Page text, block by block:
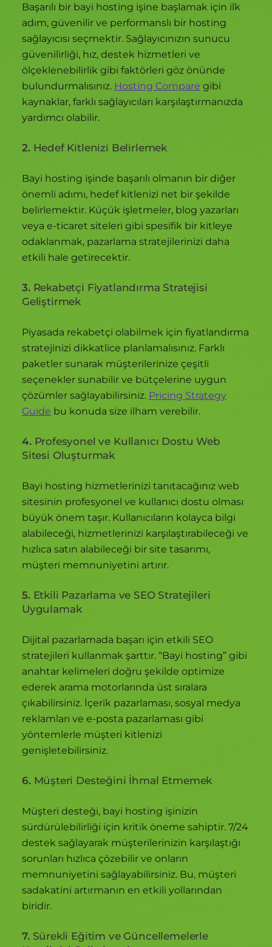
Başarılı bir bayi hosting işine başlamak için ilk
adım, güvenilir ve performanslı bir hosting
sağlayıcısı seçmektir. Sağlayıcınızın sunucu
güvenilirliği, hız, destek hizmetleri ve
ölçeklenebilirlik gibi faktörleri göz önünde
bulundurmalısınız. Hosting Compare gibi
kaynaklar, farklı sağlayıcıları karşılaştırmanızda
yardımcı olabilir.
2. Hedef Kitlenizi Belirlemek
Bayi hosting işinde başarılı olmanın bir diğer
önemli adımı, hedef kitlenizi net bir şekilde
belirlemektir. Küçük işletmeler, blog yazarları
veya e-ticaret siteleri gibi spesifik bir kitleye
odaklanmak, pazarlama stratejilerinizi daha
etkili hale getirecektir.
3. Rekabetçi Fiyatlandırma Stratejisi
Geliştirmek
Piyasada rekabetçi olabilmek için fiyatlandırma
stratejinizi dikkatlice planlamalısınız. Farklı
paketler sunarak müşterilerinize çeşitli
seçenekler sunabilir ve bütçelerine uygun
çözümler sağlayabilirsiniz. Pricing Strategy
Guide bu konuda size ilham verebilir.
4. Profesyonel ve Kullanıcı Dostu Web
Sitesi Oluşturmak
Bayi hosting hizmetlerinizi tanıtacağınız web
sitesinin profesyonel ve kullanıcı dostu olması
büyük önem taşır. Kullanıcıların kolayca bilgi
alabileceği, hizmetlerinizi karşılaştırabileceği ve
hızlıca satın alabileceği bir site tasarımı,
müşteri memnuniyetini artırır.
5. Etkili Pazarlama ve SEO Stratejileri
Uygulamak
Dijital pazarlamada başarı için etkili SEO
stratejileri kullanmak şarttır. “Bayi hosting” gibi
anahtar kelimeleri doğru şekilde optimize
ederek arama motorlarında üst sıralara
çıkabilirsiniz. İçerik pazarlaması, sosyal medya
reklamları ve e-posta pazarlaması gibi
yöntemlerle müşteri kitlenizi
genişletebilirsiniz.
6. Müşteri Desteğini İhmal Etmemek
Müşteri desteği, bayi hosting işinizin
sürdürülebilirliği için kritik öneme sahiptir. 7/24
destek sağlayarak müşterilerinizin karşılaştığı
sorunları hızlıca çözebilir ve onların
memnuniyetini sağlayabilirsiniz. Bu, müşteri
sadakatini artırmanın en etkili yollarından
biridir.
7. Sürekli Eğitim ve Güncellemelerle